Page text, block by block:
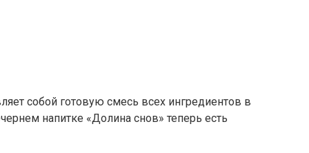
собой готовую смесь всех ингредиентов в
напитке «Долина снов» теперь есть